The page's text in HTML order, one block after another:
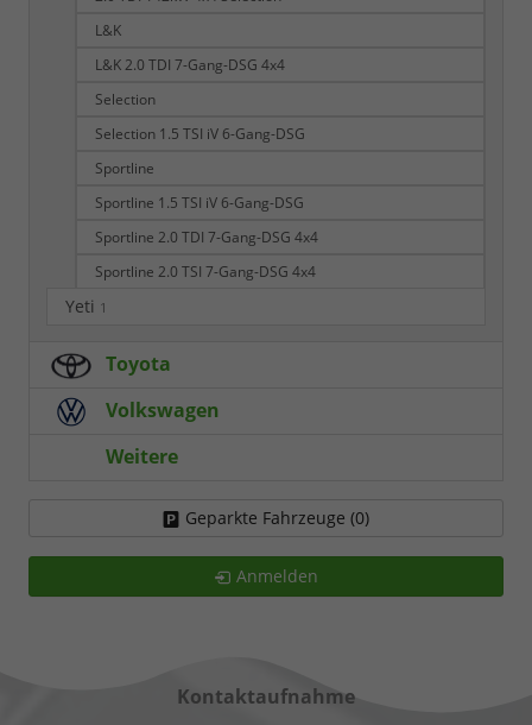
L&K
L&K 2.0 TDI 7-Gang-DSG 4x4
Selection
Selection 1.5 TSI iV 6-Gang-DSG
Sportline
Sportline 1.5 TSI iV 6-Gang-DSG
Sportline 2.0 TDI 7-Gang-DSG 4x4
Sportline 2.0 TSI 7-Gang-DSG 4x4
Yeti 1
Toyota
Volkswagen
Weitere
Geparkte Fahrzeuge (0)
Anmelden
Kontaktaufnahme